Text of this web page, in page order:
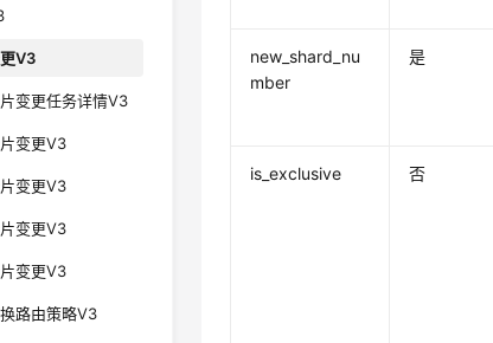
V3
变更任务详情V3
变更V3
变更V3
变更V3
变更V3
路由策略V3
new_shard_nu
mber
是
is_exclusive 否